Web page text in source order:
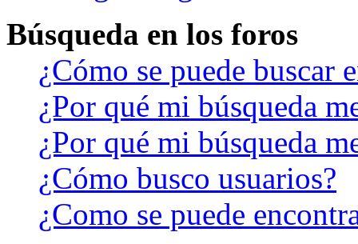
Búsqueda en los foros
¿Cómo se puede buscar
¿Por qué mi búsqueda
¿Por qué mi búsqueda
¿Cómo busco usuarios?
¿Como se puede